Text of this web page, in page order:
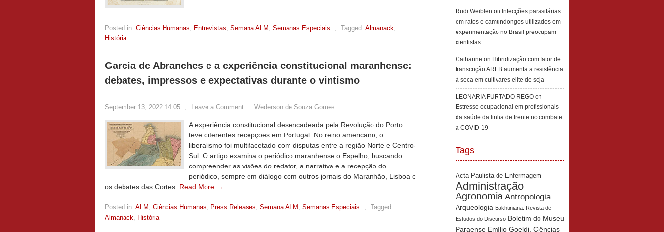
Posted in: Ciências Humanas, Entrevistas, Semana ALM , Semanas Especiais , Tagged: Almanack,
História
Garcia de Abranches e a experiência constitucional maranhense:
debates, impressos e expectativas durante o vintismo
September 13, 2022 14:05 , Leave a Comment , Wederson de Souza Gomes
A experiência constitucional desencadeada pela Revolução do Porto
teve diferentes recepções em Portugal. No reino americano, o
liberalismo foi multifacetado com disputas entre a região Norte e Centro-
Sul. O artigo examina o periódico maranhense o Espelho, buscando
compreender as visões do redator, a narrativa e a recepção do
periódico, sempre em diálogo com outros jornais do Maranhão, Lisboa e
os debates das Cortes. Read More →
Posted in: ALM , Ciências Humanas, Press Releases, Semana ALM , Semanas Especiais ,
Tagged:
Almanack, História
Rudi Weiblen on Infecções parasitárias
em ratos e camundongos utilizados em
experimentação no Brasil preocupam
cientistas
Catharine on Hibridização com fator de
transcrição AREB aumenta a resistência
à seca em cultivares elite de soja
LEONARIA FURTADO REGO on
Estresse ocupacional em profissionais
da saúde da linha de frente no combate
a COVID-19
Tags
Acta Paulista de Enfermagem
Administração
Agronomia Antropologia
Arqueologia Bakhtiniana: Revista de
Estudos do Discurso Boletim do Museu
Paraense Emílio Goeldi. Ciências